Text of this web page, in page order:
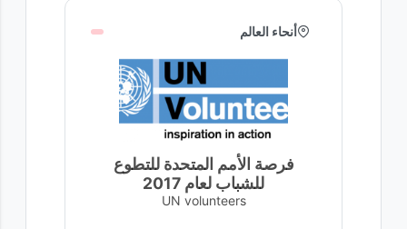
أنحاء العالم
فرصة الأمم المتحدة للتطوع
للشباب لعام 2017
UN volunteers